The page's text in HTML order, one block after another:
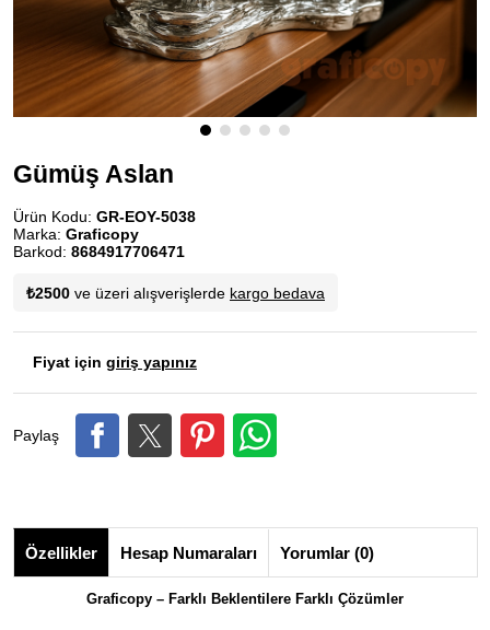
Gümüş Aslan
Ürün Kodu: GR-EOY-5038
Marka: Graficopy
Barkod: 8684917706471
₺2500 ve üzeri alışverişlerde kargo bedava
Fiyat için giriş yapınız
Paylaş
Özellikler Hesap Numaraları Yorumlar (0)
Graficopy – Farklı Beklentilere Farklı Çözümler